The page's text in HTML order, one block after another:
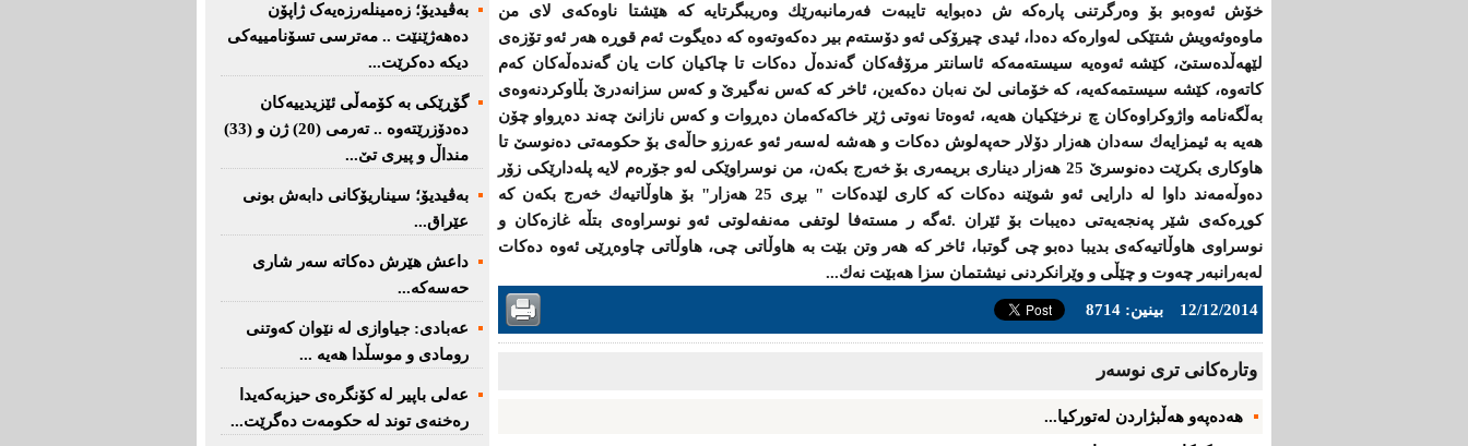
خۆش ئه‌وه‌بو بۆ وه‌رگرتنی پاره‌كه‌ ش ده‌بوایه‌ تایبه‌ت فه‌رمانبه‌رێك وه‌ریبگرتایه‌ كه‌ هێشتا ناوه‌كه‌ی لای من
ماوه‌وئه‌ویش شتێكی له‌واره‌كه‌ ده‌دا، ئیدی چیرۆكی ئه‌و دۆسته‌م بیر ده‌كه‌وته‌وه‌ كه‌ ده‌یگوت ئه‌م قوڕه‌ هه‌ر ئه‌و تۆزه‌ی
لێهه‌ڵده‌ستێ‌، كێشه‌ ئه‌وه‌یه‌ سیسته‌مه‌كه‌ ئاسانتر مرۆڤه‌كان گه‌نده‌ڵ ده‌كات تا چاكیان كات یان گه‌نده‌ڵه‌كان كه‌م
كاته‌وه‌، كێشه‌ سیستمه‌كه‌یه‌، كه‌ خۆمانی لێ‌ نه‌بان ده‌كه‌ین، ئاخر كه‌ كه‌س نه‌گیرێ‌ و كه‌س سزانه‌درێ‌ بڵاوكردنه‌وه‌ی
به‌ڵگه‌نامه ‌واژوكراوه‌كان چ نرخێكیان هه‌یه‌، ئه‌وه‌تا نه‌وتی ژێر خاكه‌كه‌مان ده‌ڕوات و كه‌س نازانێ‌ چه‌ند ده‌ڕواو چۆن
هه‌یه‌ به‌ ئیمزایه‌ك سه‌دان هه‌زار دۆلار حه‌په‌لوش ده‌كات و هه‌شه‌ له‌سه‌ر ئه‌و عه‌رزو حاڵه‌ی بۆ حكومه‌تی ده‌نوسێ‌ تا
هاوكاری بكرێت ده‌نوسرێ‌ 25 هه‌زار دیناری بریمه‌ری بۆ خه‌رج بكه‌ن، من نوسراوێكی له‌و جۆره‌م لایه‌ پله‌دارێكی زۆر
ده‌وڵه‌مه‌ند داوا له‌ دارایی ئه‌و شوێنه ‌ده‌كات كه‌ كاری لێده‌كات " بڕی 25 هه‌زار" بۆ هاوڵاتیه‌ك خه‌رج بكه‌ن كه‌
كوڕه‌كه‌ی شێر په‌نجه‌یه‌تی ده‌یبات بۆ ئێران .ئه‌گه‌ ر مسته‌فا لوتفی مه‌نفه‌لوتی ئه‌و نوسراوه‌ی بتڵه‌ غازه‌كان و
نوسراوی هاوڵاتیه‌كه‌ی بدیبا ده‌بو چی گوتبا، ئاخر كه‌ هه‌ر وتن بێت به‌ هاوڵاتی چی، هاوڵاتی چاوه‌ڕێی ئه‌وه‌ ده‌كات
له‌به‌رانبه‌ر چه‌وت و چێڵی و وێرانكردنی نیشتمان سزا هه‌بێت نه‌ك...
12/12/2014 بینین: 8714
وتاره‌کانی تری نوسه‌ر
هەدەپەو هه‌ڵبژاردن‌ لەتوركیا...
بەڤیدیۆ؛ زەمینلەرزەیەک ژاپۆن
دەهەژێنێت .. مەترسی تسۆنامییەکی
دیکە دەکرێت...
گۆڕێکی بە کۆمەڵی ئێزیدییەکان
دەدۆزرێتەوە .. تەرمی (20) ژن و (33)
منداڵ و پیری تێ...
بەڤیدیۆ؛ سیناریۆکانی دابەش بونی
عێراق...
داعش هێرش دەکاتە سەر شاری
حەسەکە...
عه‌بادی: جیاوازی له‌ نێوان کەوتنی
رومادی و موسڵدا هه‌یه‌ ...
عەلی باپیر لە کۆنگرەی حیزبەکەیدا
رەخنەی توند لە حکومەت دەگرێت...